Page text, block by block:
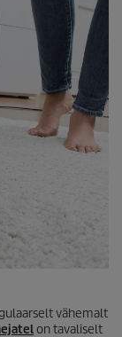
vähemalt
on tavaliselt